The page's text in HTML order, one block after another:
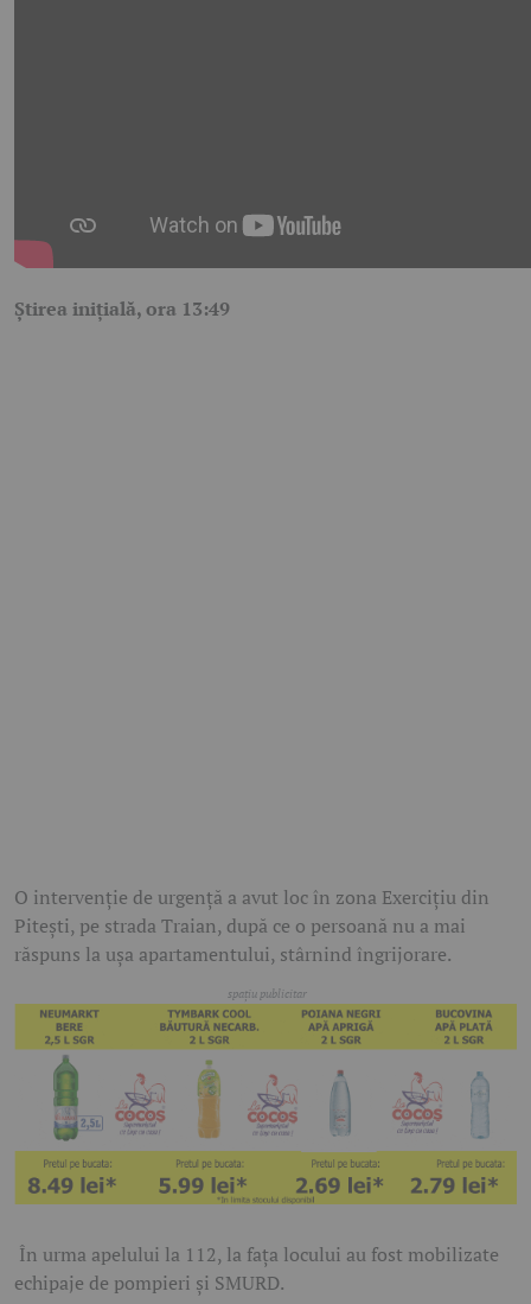
Știrea inițială, ora 13:49
O intervenție de urgență a avut loc în zona Exercițiu din
Pitești, pe strada Traian, după ce o persoană nu a mai
răspuns la ușa apartamentului, stârnind îngrijorare.
În urma apelului la 112, la fața locului au fost mobilizate
echipaje de pompieri și SMURD.